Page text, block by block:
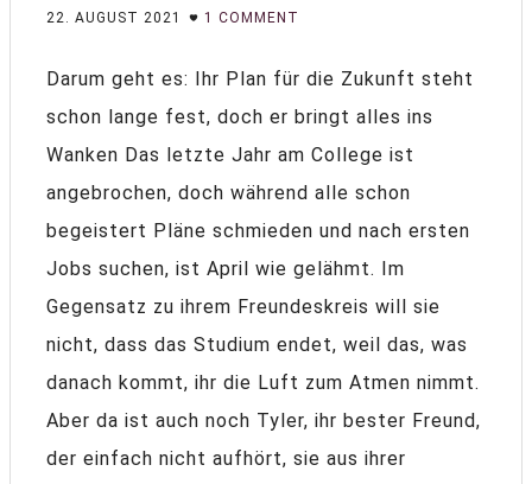
22. AUGUST 2021 1 COMMENT
Darum geht es: Ihr Plan für die Zukunft steht
schon lange fest, doch er bringt alles ins
Wanken Das letzte Jahr am College ist
angebrochen, doch während alle schon
begeistert Pläne schmieden und nach ersten
Jobs suchen, ist April wie gelähmt. Im
Gegensatz zu ihrem Freundeskreis will sie
nicht, dass das Studium endet, weil das, was
danach kommt, ihr die Luft zum Atmen nimmt.
Aber da ist auch noch Tyler, ihr bester Freund,
der einfach nicht aufhört, sie aus ihrer